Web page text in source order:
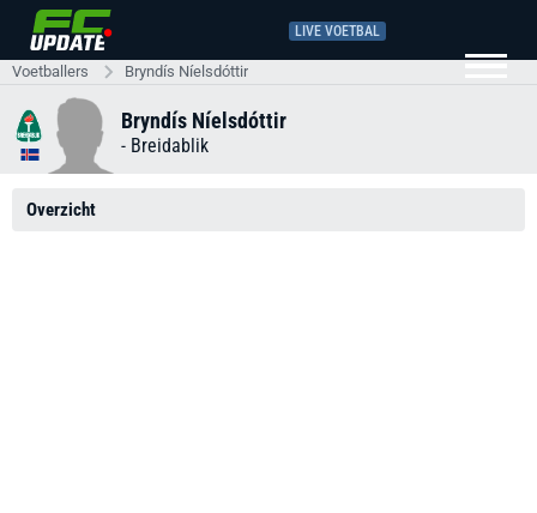
LIVE VOETBAL
Voetballers Bryndís Níelsdóttir
Bryndís Níelsdóttir
- Breidablik
Overzicht